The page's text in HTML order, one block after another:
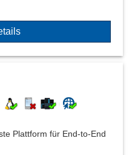
Plattform für End-to-End